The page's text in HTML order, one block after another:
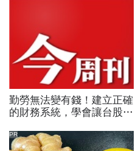
勤勞無法變有錢！建立正確
的財務系統，學會讓台股與
優勢
PR